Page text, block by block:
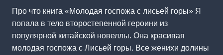
Про что книга «Молодая госпожа с лисьей горы» Я
попала в тело второстепенной героини из
популярной китайской новеллы. Она красивая
молодая госпожа с Лисьей горы. Все женихи долины